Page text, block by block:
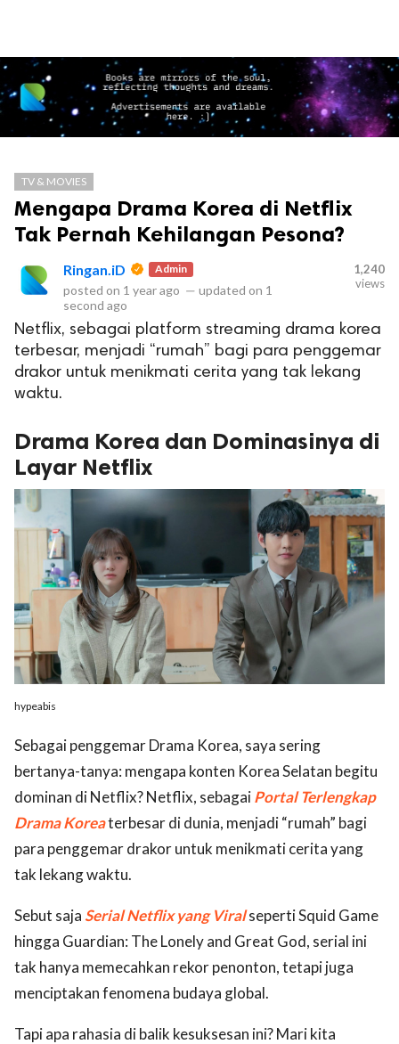
TV & MOVIES
Mengapa Drama Korea di Netflix
Tak Pernah Kehilangan Pesona?
Ringan.iD Admin
posted on 1 year ago — updated on 1
second ago
1,240
views
Netflix, sebagai platform streaming drama korea
terbesar, menjadi “rumah” bagi para penggemar
drakor untuk menikmati cerita yang tak lekang
waktu.
Drama Korea dan Dominasinya di
Layar Netflix
hypeabis
Sebagai penggemar Drama Korea, saya sering
bertanya-tanya: mengapa konten Korea Selatan begitu
dominan di Netflix? Netflix, sebagaiPortal Terlengkap
Drama Koreaterbesar di dunia, menjadi “rumah” bagi
para penggemar drakor untuk menikmati cerita yang
tak lekang waktu.
Sebut sajaSerial Netflix yang ViralsepertiSquid Game
hingga Guardian: The Lonely and Great God, serial ini
tak hanya memecahkan rekor penonton, tetapi juga
menciptakan fenomena budaya global.
Tapi apa rahasia di balik kesuksesan ini? Mari kita